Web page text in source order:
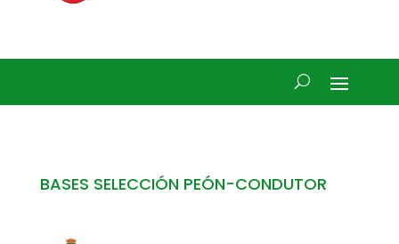
BASES SELECCIÓN PEÓN-CONDUTOR